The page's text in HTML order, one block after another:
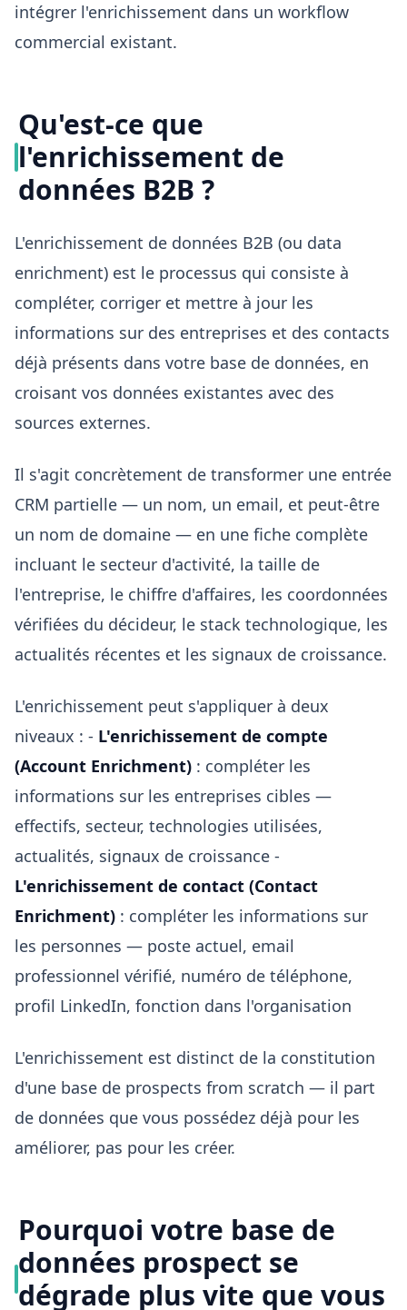
intégrer l'enrichissement dans un workflow
commercial existant.
Qu'est-ce que
l'enrichissement de
données B2B ?
L'enrichissement de données B2B (ou data
enrichment) est le processus qui consiste à
compléter, corriger et mettre à jour les
informations sur des entreprises et des contacts
déjà présents dans votre base de données, en
croisant vos données existantes avec des
sources externes.
Il s'agit concrètement de transformer une entrée
CRM partielle — un nom, un email, et peut-être
un nom de domaine — en une fiche complète
incluant le secteur d'activité, la taille de
l'entreprise, le chiffre d'affaires, les coordonnées
vérifiées du décideur, le stack technologique, les
actualités récentes et les signaux de croissance.
L'enrichissement peut s'appliquer à deux
niveaux : - L'enrichissement de compte
(Account Enrichment) : compléter les
informations sur les entreprises cibles —
effectifs, secteur, technologies utilisées,
actualités, signaux de croissance -
L'enrichissement de contact (Contact
Enrichment) : compléter les informations sur
les personnes — poste actuel, email
professionnel vérifié, numéro de téléphone,
profil LinkedIn, fonction dans l'organisation
L'enrichissement est distinct de la constitution
d'une base de prospects from scratch — il part
de données que vous possédez déjà pour les
améliorer, pas pour les créer.
Pourquoi votre base de
données prospect se
dégrade plus vite que vous